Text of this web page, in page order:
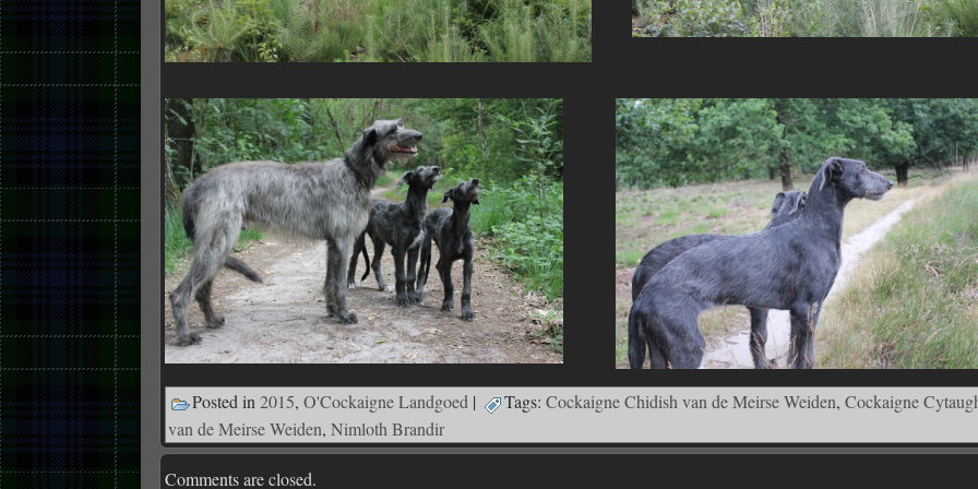
Posted in2015, O'Cockaigne Landgoed | Tags: Cockaigne Chidish van de Meirse Weiden, Cockaigne
van de Meirse Weiden, Nimloth Brandir
Comments are closed.